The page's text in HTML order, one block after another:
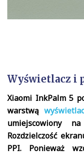
Wyświetlacz i
Xiaomi InkPalm 5
warstwą
umiejscowiony
Rozdzielczość
PPI. Ponieważ